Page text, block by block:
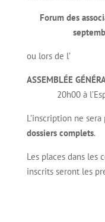
Forum des
ou lors de l’
ASSEMBLÉE
20h00 à
L’inscription ne
dossiers complets.
Les places dans les
inscrits seront les